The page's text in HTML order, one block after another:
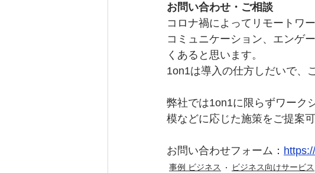
お問い合わせ・ご相談
コロナ禍によってリモートワ
コミュニケーション、エンゲ
くあると思います。
1on1は導入の仕方しだいで、
弊社では1on1に限らずワーク
模などに応じた施策をご提案
お問い合わせフォーム：
事例 ビジネス ビジネス向けサービス